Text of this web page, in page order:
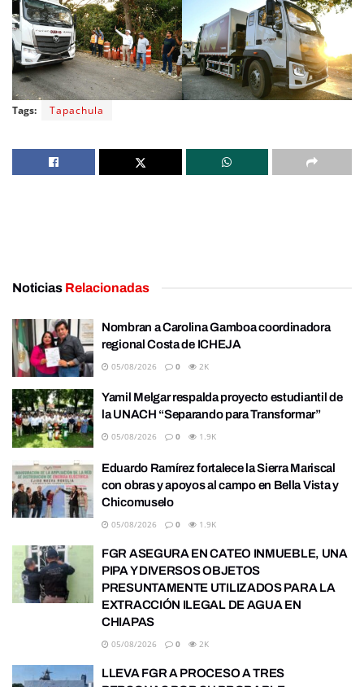
Tags: Tapachula
Noticias Relacionadas
Nombran a Carolina Gamboa coordinadora
regional Costa de ICHEJA
05/08/2026 0 2K
Yamil Melgar respalda proyecto estudiantil de
la UNACH “Separando para Transformar”
05/08/2026 0 1.9K
Eduardo Ramírez fortalece la Sierra Mariscal
con obras y apoyos al campo en Bella Vista y
Chicomuselo
05/08/2026 0 1.9K
FGR ASEGURA EN CATEO INMUEBLE, UNA
PIPA Y DIVERSOS OBJETOS
PRESUNTAMENTE UTILIZADOS PARA LA
EXTRACCIÓN ILEGAL DE AGUA EN
CHIAPAS
05/08/2026 0 2K
LLEVA FGR A PROCESO A TRES